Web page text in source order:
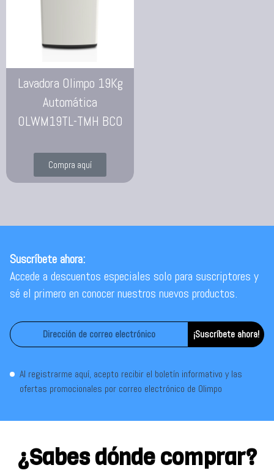
Lavadora Olimpo 19Kg
Automática
OLWM19TL-TMH BCO
Compra aquí
Suscríbete ahora:
Accede a descuentos especiales solo para suscriptores y
sé el primero en conocer nuestros nuevos productos.
¡Suscríbete ahora!
Al registrarme aquí, acepto recibir el boletín informativo y las
ofertas promocionales por correo electrónico de Olimpo
¿Sabes dónde comprar?